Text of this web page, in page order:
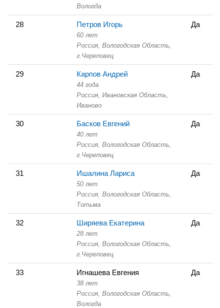
Вологда
28 Петров Игорь
60 лет
Россия, Вологодская Область,
г.Череповец
Да
29 Карпов Андрей
44 года
Россия, Ивановская Область,
Иваново
Да
30 Басков Евгений
40 лет
Россия, Вологодская Область,
г.Череповец
Да
31 Ишалина Лариса
50 лет
Россия, Вологодская Область,
Тотьма
Да
32 Ширяева Екатерина
28 лет
Россия, Вологодская Область,
г.Череповец
Да
33 Игнашева Евгения
38 лет
Россия, Вологодская Область,
Вологда
Да